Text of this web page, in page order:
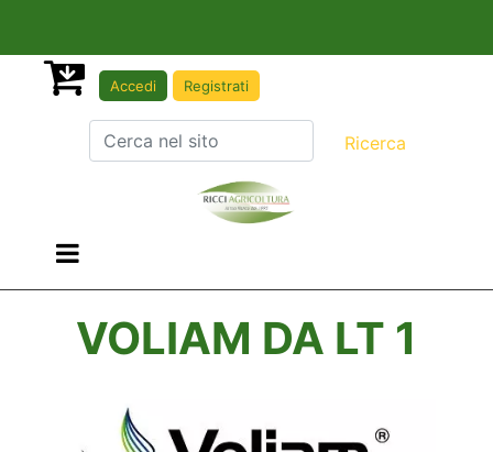
Accedi Registrati
Open menu
VOLIAM DA LT 1